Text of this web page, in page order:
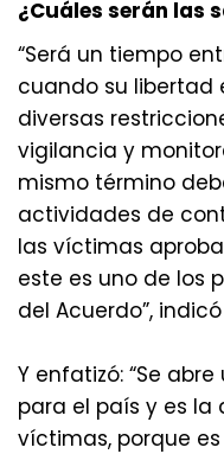
¿Cuáles serán las
“Será un tiempo
cuando su libertad
diversas
vigilancia y
mismo término
actividades de
las víctimas
este es uno de los
del Acuerdo”,
Y enfatizó: “Se
para el país y es la
víctimas, porque